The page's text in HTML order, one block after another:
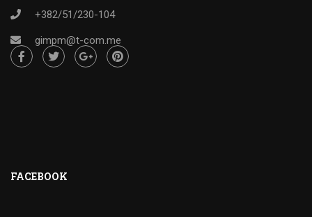
+382/51/230-104
gimpm@t-com.me
FACEBOOK